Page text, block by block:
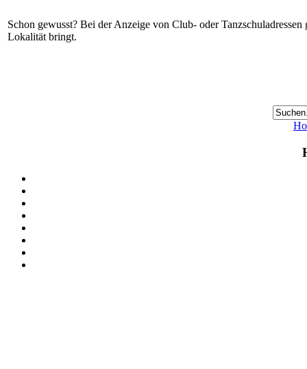
Schon gewusst? Bei der Anzeige von Club- oder
Lokalität bringt.